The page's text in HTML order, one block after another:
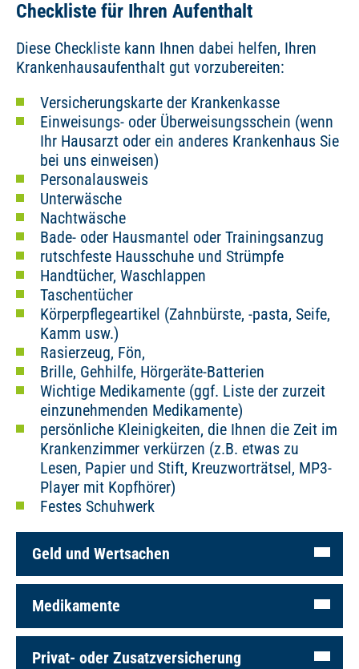
Checkliste für Ihren Aufenthalt
Diese Checkliste kann Ihnen dabei helfen, Ihren
Krankenhausaufenthalt gut vorzubereiten:
Versicherungskarte der Krankenkasse
Einweisungs- oder Überweisungsschein (wenn
Ihr Hausarzt oder ein anderes Krankenhaus Sie
bei uns einweisen)
Personalausweis
Unterwäsche
Nachtwäsche
Bade- oder Hausmantel oder Trainingsanzug
rutschfeste Hausschuhe und Strümpfe
Handtücher, Waschlappen
Taschentücher
Körperpflegeartikel (Zahnbürste, -pasta, Seife,
Kamm usw.)
Rasierzeug, Fön,
Brille, Gehhilfe, Hörgeräte-Batterien
Wichtige Medikamente (ggf. Liste der zurzeit
einzunehmenden Medikamente)
persönliche Kleinigkeiten, die Ihnen die Zeit im
Krankenzimmer verkürzen (z.B. etwas zu
Lesen, Papier und Stift, Kreuzworträtsel, MP3-
Player mit Kopfhörer)
Festes Schuhwerk
Geld und Wertsachen
Medikamente
Privat- oder Zusatzversicherung